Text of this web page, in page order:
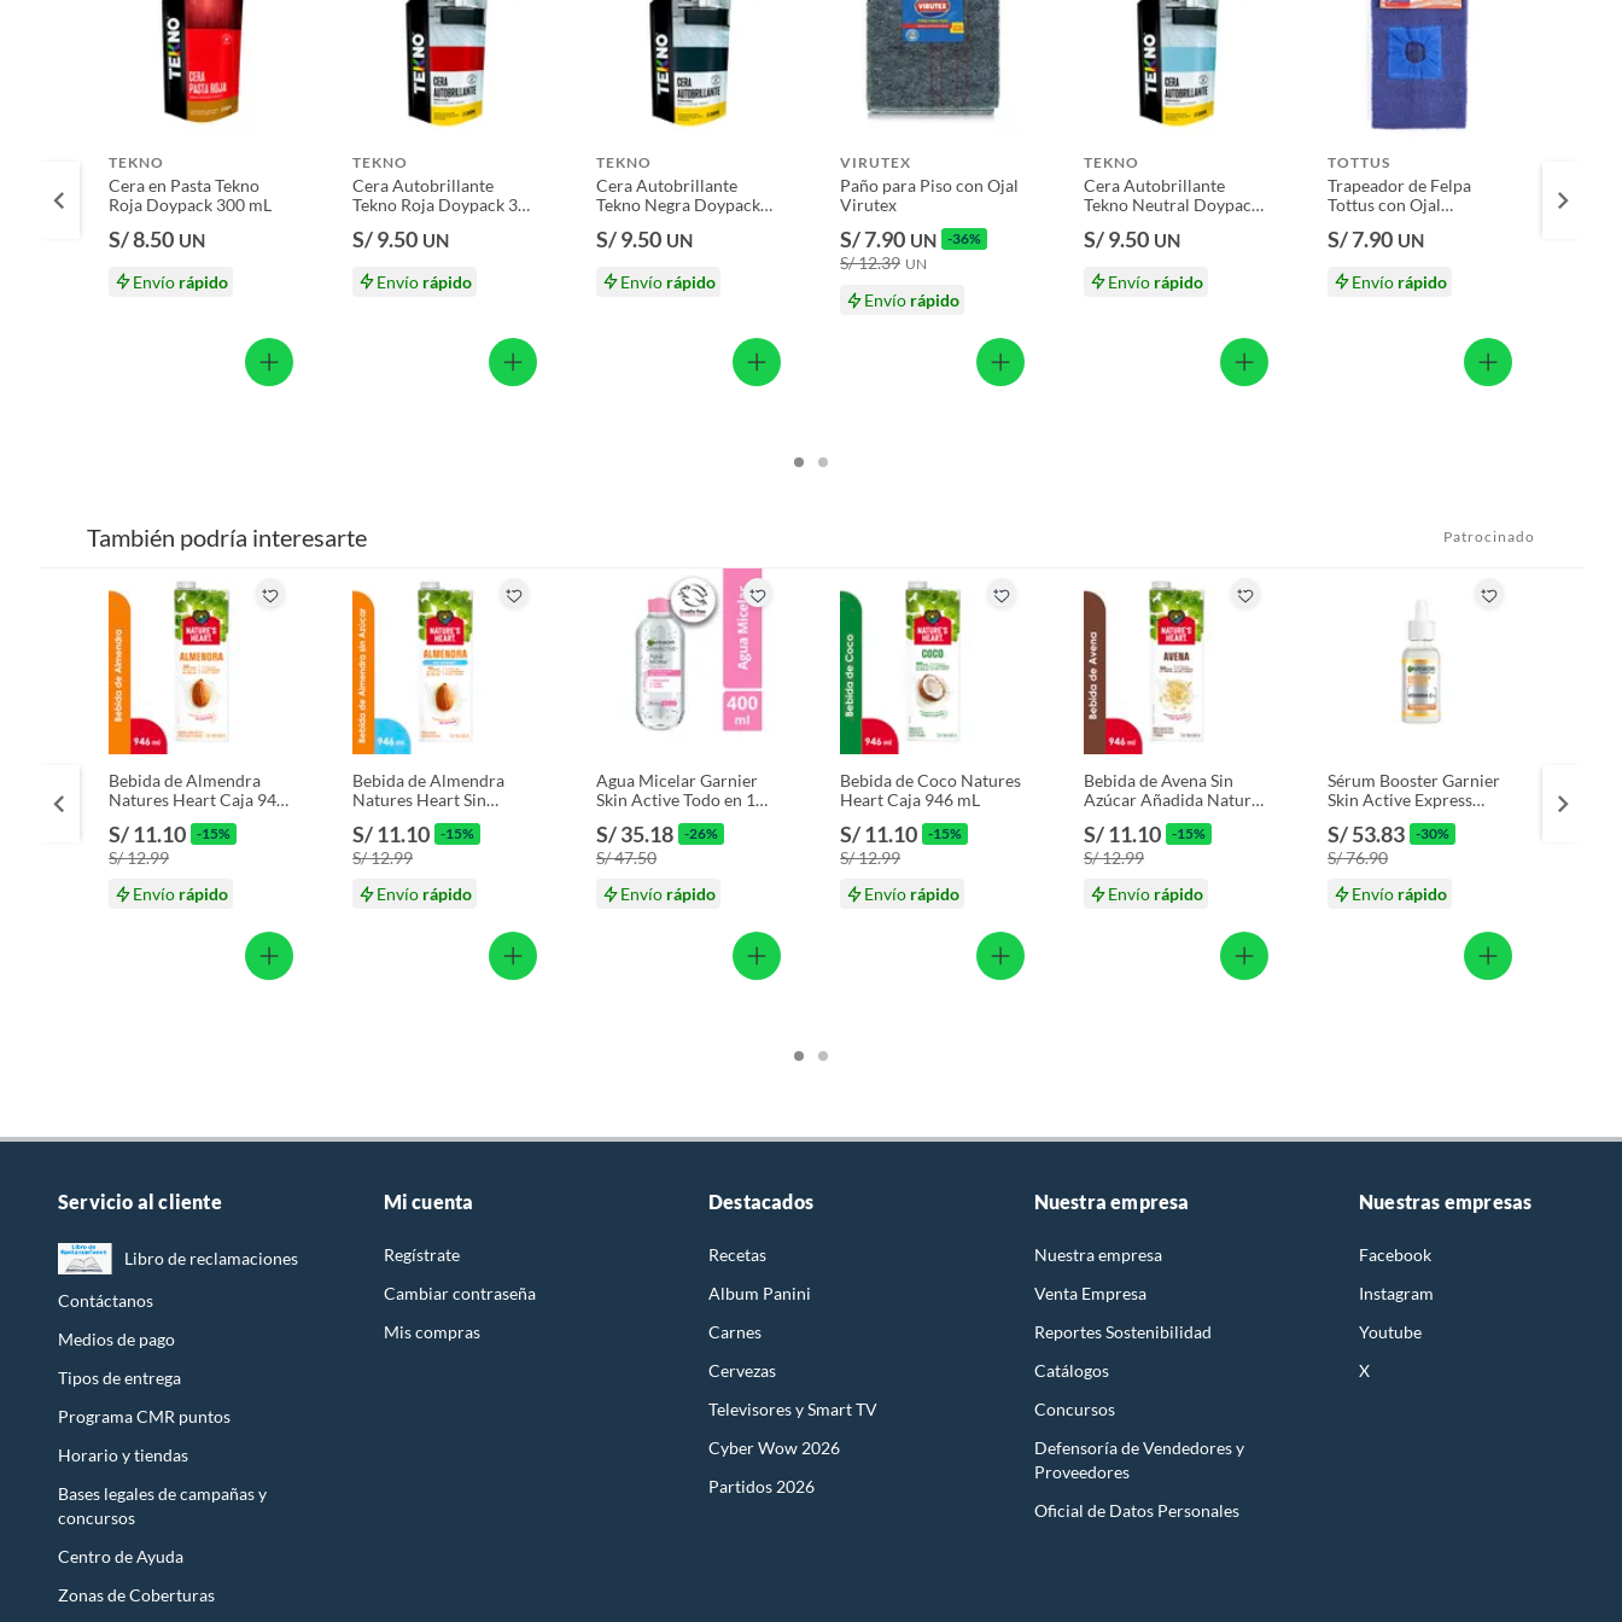
Licores y cigarros electrónicos.
TEKNO
Cera en Pasta Tekno
Roja Doypack 300 mL
S/ 8.50 UN
Envío rápido
TEKNO
Cera Autobrillante
Tekno Roja Doypack 300
S/ 9.50 UN
Envío rápido
TEKNO
Cera Autobrillante
Tekno Negra Doypack
S/ 9.50 UN
Envío rápido
VIRUTEX
Paño para Piso con Ojal
Virutex
S/ 7.90 UN -36%
S/ 12.39 UN
Envío rápido
TEKNO
Cera Autobrillante
Tekno Neutral Doypack
S/ 9.50 UN
Envío rápido
TOTTUS
Trapeador de Felpa
Tottus con Ojal
S/ 7.90 UN
Envío rápido
También podría interesarte Patrocinado
Bebida de Almendra
Natures Heart Caja 946
S/ 11.10 -15%
S/ 12.99
Envío rápido
Bebida de Almendra
Natures Heart Sin
Azúcar Caja 946 mL
S/ 11.10 -15%
S/ 12.99
Envío rápido
Agua Micelar Garnier
Skin Active Todo en 1
Envase 400 mL
S/ 35.18 -26%
S/ 47.50
Envío rápido
Bebida de Coco Natures
Heart Caja 946 mL
S/ 11.10 -15%
S/ 12.99
Envío rápido
Bebida de Avena Sin
Azúcar Añadida Nature’s
Heart Botella 946 mL
S/ 11.10 -15%
S/ 12.99
Envío rápido
Sérum Booster Garnier
Skin Active Express
Aclara Vitamina C
Envase 30 mL
S/ 53.83 -30%
S/ 76.90
Envío rápido
Servicio al cliente
Libro de reclamaciones
Contáctanos
Medios de pago
Tipos de entrega
Programa CMR puntos
Horario y tiendas
Bases legales de campañas y
concursos
Centro de Ayuda
Zonas de Coberturas
Mi cuenta
Regístrate
Cambiar contraseña
Mis compras
Destacados
Recetas
Album Panini
Carnes
Cervezas
Televisores y Smart TV
Cyber Wow 2026
Partidos 2026
Nuestra empresa
Nuestra empresa
Venta Empresa
Reportes Sostenibilidad
Catálogos
Concursos
Defensoría de Vendedores y
Proveedores
Oficial de Datos Personales
Nuestras empresas
Facebook
Instagram
Youtube
X